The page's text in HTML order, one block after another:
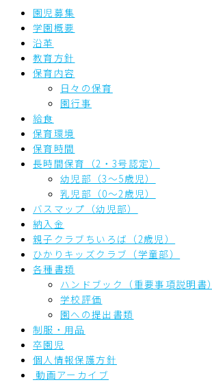
園児募集
学園概要
沿革
教育方針
保育内容
日々の保育
園行事
給食
保育環境
保育時間
長時間保育（2・3号認定）
幼児部（3～5歳児）
乳児部（0～2歳児）
バスマップ（幼児部）
納入金
親子クラブちいろば（2歳児）
ひかりキッズクラブ（学童部）
各種書類
ハンドブック（重要事項説明書）
学校評価
園への提出書類
制服・用品
卒園児
個人情報保護方針
動画アーカイブ